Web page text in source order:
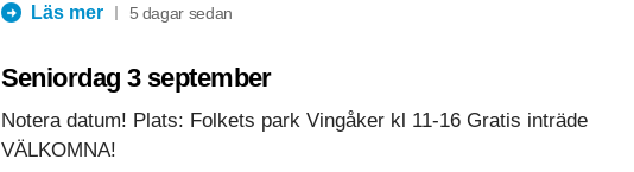
Läs mer 5 dagar sedan
Seniordag 3 september
Notera datum! Plats: Folkets park Vingåker kl 11-16 Gratis inträde
VÄLKOMNA!